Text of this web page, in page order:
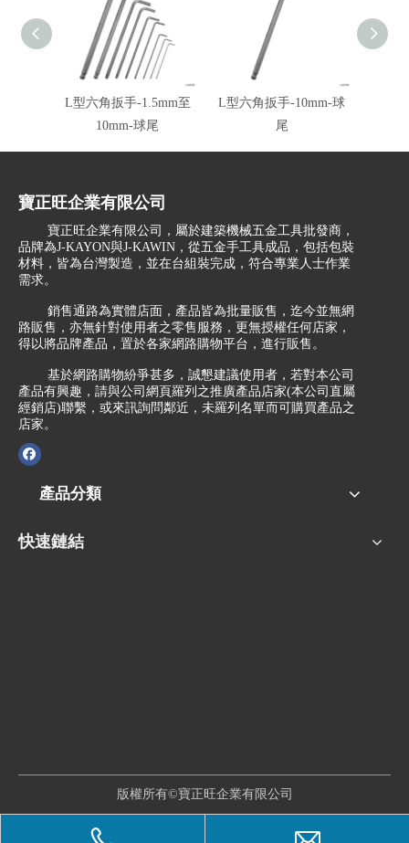
L型六角扳手-1.5mm至
10mm-球尾
L型六角扳手-10mm-球
尾
寶正旺企業有限公司
寶正旺企業有限公司，屬於建築機械五金工具批發商，
品牌為J-KAYON與J-KAWIN，從五金手工具成品，包括包裝
材料，皆為台灣製造，並在台組裝完成，符合專業人士作業
需求。
銷售通路為實體店面，產品皆為批量販售，迄今並無網
路販售，亦無針對使用者之零售服務，更無授權任何店家，
得以將品牌產品，置於各家網路購物平台，進行販售。
基於網路購物紛爭甚多，誠懇建議使用者，若對本公司
產品有興趣，請與公司網頁羅列之推廣產品店家(本公司直屬
經銷店)聯繫，或來訊詢問鄰近，未羅列名單而可購買產品之
店家。
產品分類
快速鏈結
版權所有©寶正旺企業有限公司